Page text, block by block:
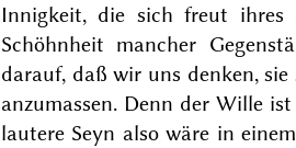
Innigkeit, die sich freut ihres
Schöhnheit mancher
darauf, daß wir uns denken, sie
anzumassen. Denn der Wille
lautere Seyn also wäre in